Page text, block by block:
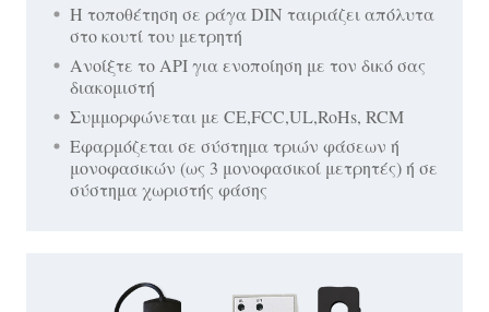
Η τοποθέτηση σε ράγα DIN ταιριάζει απόλυτα
στο κουτί του μετρητή
Ανοίξτε το API για ενοποίηση με τον δικό σας
διακομιστή
Συμμορφώνεται με CE,FCC,UL,RoHs, RCM
Εφαρμόζεται σε σύστημα τριών φάσεων ή
μονοφασικών (ως 3 μονοφασικοί μετρητές) ή σε
σύστημα χωριστής φάσης